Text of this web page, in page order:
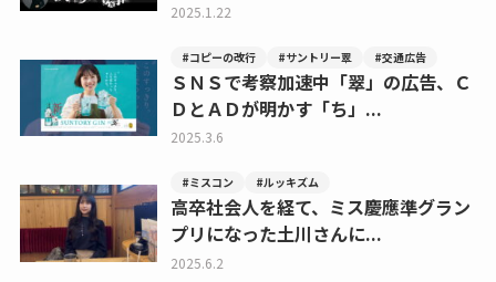
2025.1.22
#コピーの改行 #サントリー翠 #交通広告
ＳＮＳで考察加速中「翠」の広告、Ｃ
ＤとＡＤが明かす「ち」...
2025.3.6
#ミスコン #ルッキズム
高卒社会人を経て、ミス慶應準グラン
プリになった土川さんに...
2025.6.2